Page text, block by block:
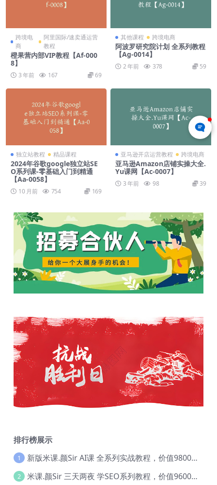
跨境电
商
阿里国际/速卖通运营
教程
橙果营内部VIP教程【Af-000
8】
3 年前 167 69
其他课程 跨境电商
阿波罗研究院计划 全系列教程
【Ag-0014】
2 年前 378 59
独立站教程 精品课程
2024年谷歌google独立站SE
O系列课-零基础入门到精通
【Aa-0058】
10 月前 754 169
亚马逊开店运营教程 跨境电商
亚马逊Amazon店铺实操大全.
Yu课网【Ac-0007】
3 年前 98 39
排行榜展示
1 新版米课.颜Sir AI课 全系列实战教程，价值9800，跨境首选！【Ag-0052】
2 米课.颜Sir 三天两夜 学SEO系列教程，价值9600元，跨境人都在学 【Ag-0056】